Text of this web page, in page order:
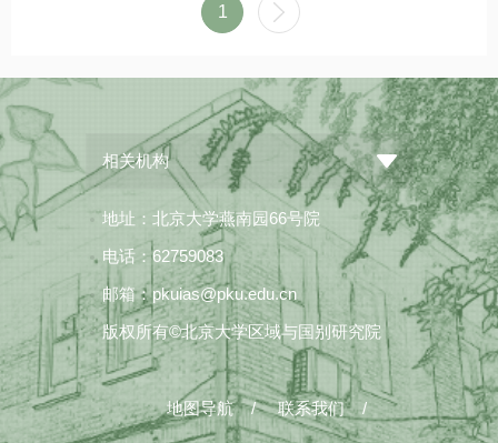
1
相关机构
地址：北京大学燕南园66号院
电话：62759083
邮箱：pkuias@pku.edu.cn
版权所有©北京大学区域与国别研究院
地图导航 / 联系我们 /